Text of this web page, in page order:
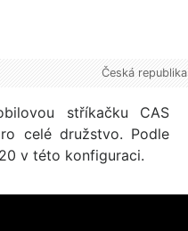
Česká republika
stříkačku CAS
celé družstvo. Podle
v této konfiguraci.